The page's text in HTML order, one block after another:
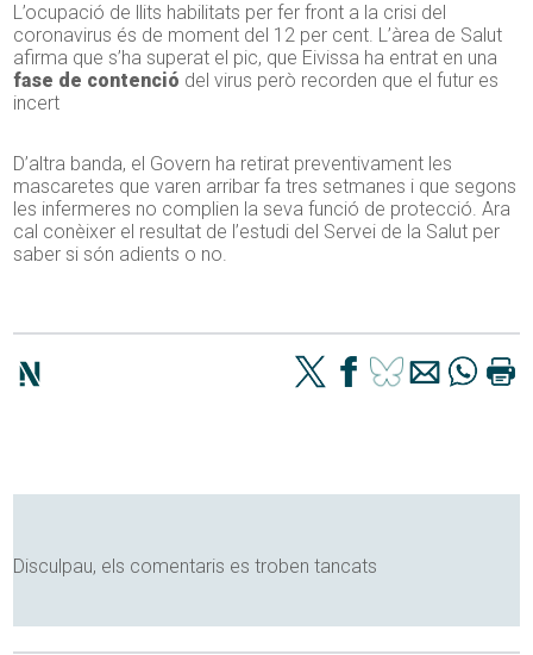
L’ocupació de llits habilitats per fer front a la crisi del
coronavirus és de moment del 12 per cent. L’àrea de Salut
afirma que s’ha superat el pic, que Eivissa ha entrat en una
fase de contenció del virus però recorden que el futur es
incert
D’altra banda, el Govern ha retirat preventivament les
mascaretes que varen arribar fa tres setmanes i que segons
les infermeres no complien la seva funció de protecció. Ara
cal conèixer el resultat de l’estudi del Servei de la Salut per
saber si són adients o no.
Disculpau, els comentaris es troben tancats